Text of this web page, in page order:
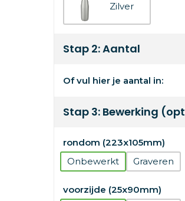
Zilver
Stap 2: Aantal
Of vul hier je aantal in:
Stap 3: Bewerking
rondom (223x105mm)
Onbewerkt
Graveren
voorzijde (25x90mm)